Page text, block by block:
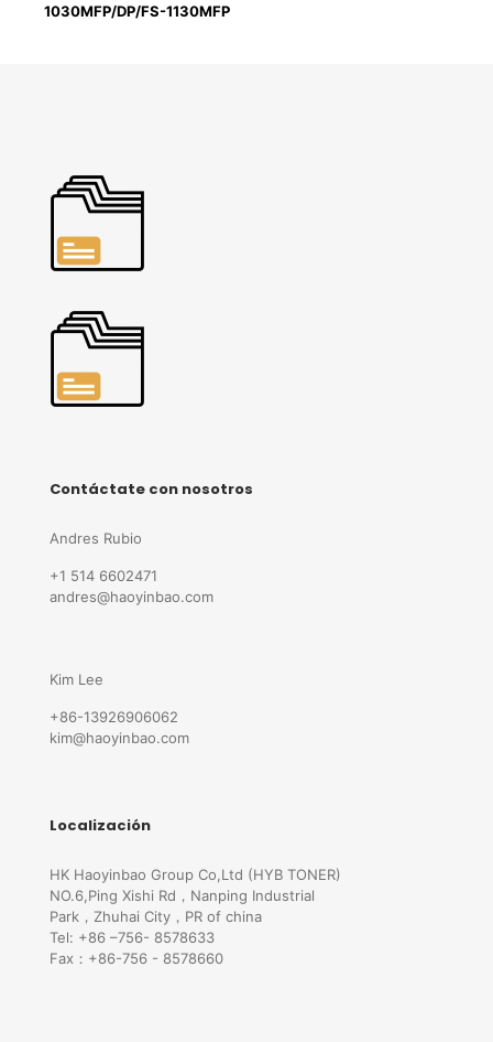
1030MFP/DP/FS-1130MFP
Contáctate con nosotros
Andres Rubio
+1 514 6602471
andres@haoyinbao.com
Kim Lee
+86-13926906062
kim@haoyinbao.com
Localización
HK Haoyinbao Group Co,Ltd (HYB TONER)
NO.6,Ping Xishi Rd，Nanping Industrial
Park，Zhuhai City，PR of china
Tel: +86 –756- 8578633
Fax：+86-756 - 8578660